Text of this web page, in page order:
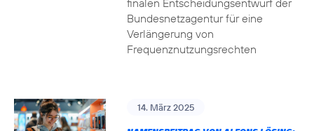
finalen Entscheidungsentwurf der
Bundesnetzagentur für eine
Verlängerung von
Frequenznutzungsrechten
14. März 2025